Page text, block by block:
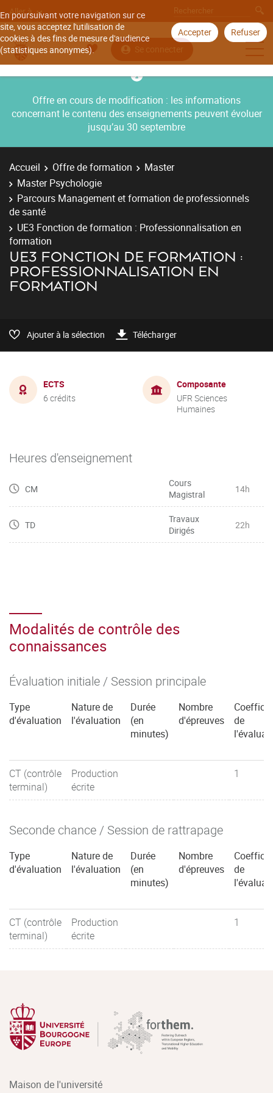
En poursuivant votre navigation sur ce
site, vous acceptez l'utilisation de
cookies à des fins de mesure d'audience
(statistiques anonymes).
Accepter Refuser
Aller à
Se connecter
Offre en cours de modification : les informations
concernant le contenu des enseignements peuvent évoluer
jusqu’au 30 septembre
Accueil Offre de formation
Master
Master Psychologie
Parcours Management et formation de professionnels
de santé
UE3 Fonction de formation : Professionnalisation en
formation
UE3 FONCTION DE FORMATION :
PROFESSIONNALISATION EN
FORMATION
Ajouter à la sélection Télécharger
ECTS
6 crédits
Composante
UFR Sciences
Humaines
Heures d'enseignement
CM
Cours
Magistral
14h
TD
Travaux
Dirigés
22h
Modalités de contrôle des
connaissances
Évaluation initiale / Session principale
Type
d'évaluation
Nature de
l'évaluation
Durée
(en
minutes)
Nombre
d'épreuves
de
CT (contrôle
terminal)
Production
écrite
1
Seconde chance / Session de rattrapage
Type
d'évaluation
Nature de
l'évaluation
Durée
(en
minutes)
Nombre
d'épreuves
de
CT (contrôle
terminal)
Production
écrite
1
Maison de l'université